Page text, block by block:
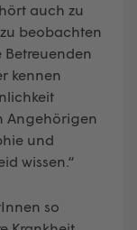
auch zu
beobachten
Betreuenden
kennen
Angehörigen
und
wissen.“
so